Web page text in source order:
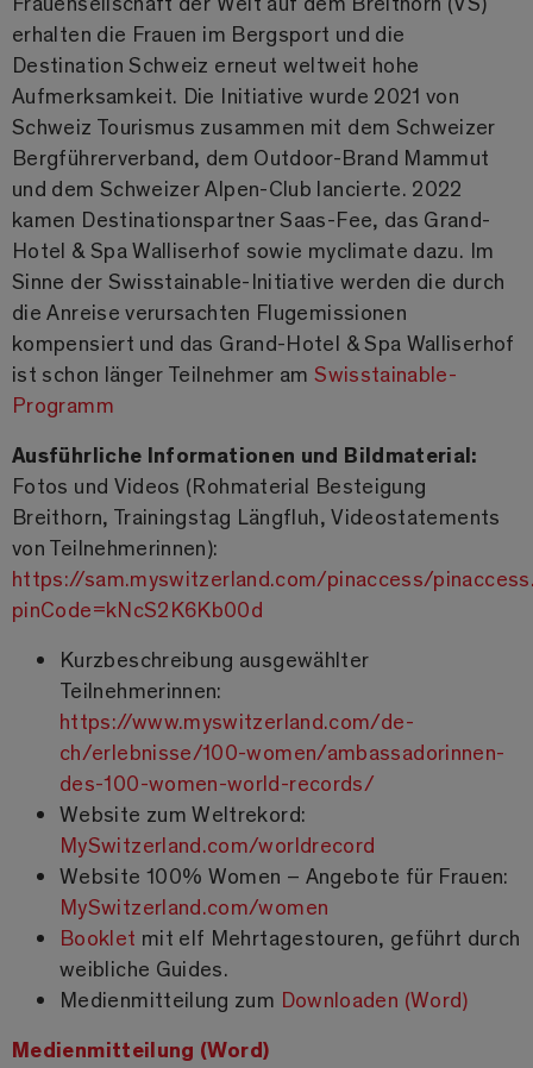
erhalten die Frauen im Bergsport und die
Destination Schweiz erneut weltweit hohe
Aufmerksamkeit. Die Initiative wurde 2021 von
Schweiz Tourismus zusammen mit dem Schweizer
Bergführerverband, dem Outdoor-Brand Mammut
und dem Schweizer Alpen-Club lancierte. 2022
kamen Destinationspartner Saas-Fee, das Grand-
Hotel & Spa Walliserhof sowie myclimate dazu. Im
Sinne der Swisstainable-Initiative werden die durch
die Anreise verursachten Flugemissionen
kompensiert und das Grand-Hotel & Spa Walliserhof
ist schon länger Teilnehmer amSwisstainable-
Programm
Ausführliche Informationen und Bildmaterial:
Fotos und Videos (Rohmaterial Besteigung
Breithorn, Trainingstag Längfluh, Videostatements
von Teilnehmerinnen):
https://sam.myswitzerland.com/pinaccess/
pinCode=kNcS2K6Kb00d
Kurzbeschreibung ausgewählter
Teilnehmerinnen:
https://www.myswitzerland.com/de-
ch/erlebnisse/100-women/ambassadorinnen-
des-100-women-world-records/
Website zum Weltrekord:
MySwitzerland.com/worldrecord
Website 100% Women – Angebote für Frauen:
MySwitzerland.com/women
Booklet mit elf Mehrtagestouren, geführt durch
weibliche Guides.
Medienmitteilung zum Downloaden (Word)
Medienmitteilung (Word)